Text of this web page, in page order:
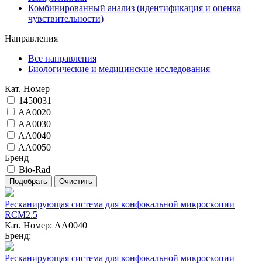
Комбинированный анализ (идентификация и оценка
чувствительности)
Направления
Все направления
Биологические и медицинские исследования
Кат. Номер
1450031
AA0020
AA0030
AA0040
AA0050
Бренд
Bio-Rad
Ресканирующая система для конфокальной микроскопии
RCM2.5
Кат. Номер: AA0040
Бренд:
Ресканирующая система для конфокальной микроскопии